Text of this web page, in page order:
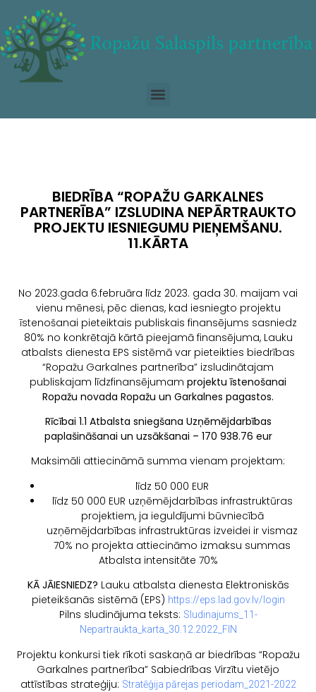
BIEDRĪBA “ROPAŽU GARKALNES
PARTNERĪBA” IZSLUDINA NEPĀRTRAUKTO
PROJEKTU IESNIEGUMU PIEŅEMŠANU.
11.KĀRTA
No 2023.gada 6.februāra līdz 2023. gada 30. maijam vai
vienu mēnesi, pēc dienas, kad iesniegto projektu
īstenošanai pieteiktais publiskais finansējums sasniedz
80% no konkrētajā kārtā pieejamā finansējuma, Lauku
atbalsts dienesta EPS sistēmā var pieteikties biedrības
“Ropažu Garkalnes partnerība” izsludinātajam
publiskajam līdzfinansējumam projektu īstenošanai
Ropažu novada Ropažu un Garkalnes pagastos.
Rīcībai 1.1 Atbalsta sniegšana Uzņēmējdarbības
paplašināšanai un uzsākšanai – 170 938.76 eur
Maksimāli attiecināmā summa vienam projektam:
līdz 50 000 EUR
līdz 50 000 EUR uzņēmējdarbības infrastruktūras
projektiem, ja ieguldījumi būvniecībā
uzņēmējdarbības infrastruktūras izveidei ir vismaz
70% no projekta attiecināmo izmaksu summas
Atbalsta intensitāte 70%
KĀ JĀIESNIEDZ? Lauku atbalsta dienesta Elektroniskās
pieteikšanās sistēmā (EPS) https://eps.lad.gov.lv/login
Pilns sludinājuma teksts: Sludinajums_11-
Nepartraukta_karta_30.12.2022_FIN
Projektu konkursi tiek rīkoti saskaņā ar biedrības “Ropažu
Garkalnes partnerība” Sabiedrības Virzītu vietējo
attīstības strateģiju: Stratēģija pārejas periodam_2021-2022